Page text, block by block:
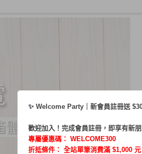
✨ Welcome Party｜新會員註冊送
歡迎加入！完成會員註冊，即享有新朋
專屬優惠碼： WELCOME300
折抵條件： 全站單筆消費滿 $1,000 元